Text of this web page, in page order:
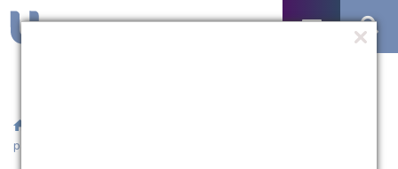
para inscrição até 31 de julho